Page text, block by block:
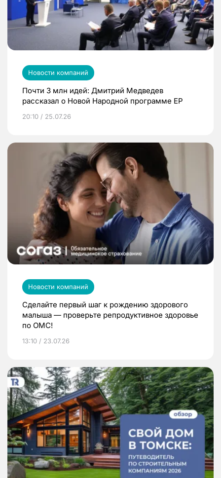
Новости компаний
Почти 3 млн идей: Дмитрий Медведев
рассказал о Новой Народной программе ЕР
20:10 / 25.07.26
Новости компаний
Сделайте первый шаг к рождению здорового
малыша — проверьте репродуктивное здоровье
по ОМС!
13:10 / 23.07.26